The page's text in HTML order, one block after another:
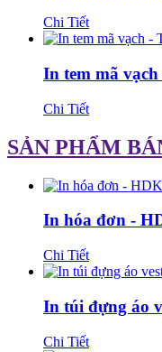
Chi Tiết
In tem mã
Chi Tiết
SẢN PHẨM
In hóa đơn -
Chi Tiết
In túi đựng áo
Chi Tiết